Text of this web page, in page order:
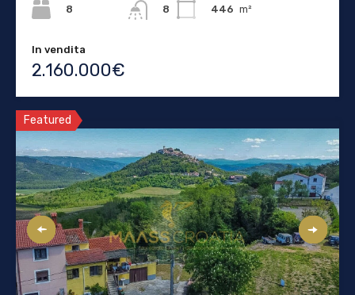
8
8
446 m²
In vendita
2.160.000€
Featured